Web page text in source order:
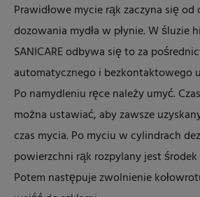
Prawidłowe mycie rąk zaczyna się
dozowania mydła w płynie. W śluzie
SANICARE odbywa się to za
automatycznego i bezkontaktowego
Po namydleniu ręce należy umyć.
można ustawiać, aby zawsze
czas mycia. Po myciu w cylindrach
powierzchni rąk rozpylany jest
Potem następuje zwolnienie